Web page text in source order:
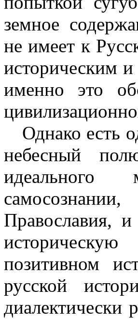
земное
не имеет к
историческим
именно это
Однако есть
небесный
идеального
Православия,
позитивном
русской
диалектически